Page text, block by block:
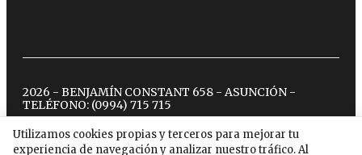
Utilizamos cookies propias y terceros para mejorar tu
experiencia de navegación y analizar nuestro tráfico. Al
2026 - BENJAMÍN CONSTANT 658 - ASUNCIÓN -
TELÉFONO: (0994) 715 715